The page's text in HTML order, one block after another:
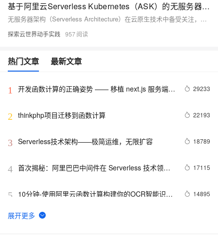
基于阿里云Serverless Kubernetes（ASK）的无服务器架构设计与实践
无服务器架构（Serverless Architecture）在云原生技术中备受关注，开发者只需专注于业务逻辑，无需管理服务器。阿里云Serverless Kubernetes（ASK）是基于Kubernetes的托管服务，提供极致弹性和按需付费能力。本文深入探讨如何使用ASK设计和实现无服务器架构，涵盖事件驱动、自动扩展、无状态设计、监控与日志及成本优化等方面，并通过图片处理服务案例展示具体实践，帮助构建高效可靠的无服务器应用。
探索云世界动手实践 957
热门文章 最新文章
1
开发函数计算的正确姿势 —— 移植 next.js 服务端渲
29233
2 thinkphp项目迁移到函数计算 22193
3 Serverless技术架构——极简运维，无限扩容 18789
4 首次揭秘：阿里巴巴中间件在 Serverless 技术领域
17115
5
10分钟-使用阿里云函数计算构建你的OCR智能识别
14895
6
玩转阿里云函数计算(一)----Java Http 触发器极速迁